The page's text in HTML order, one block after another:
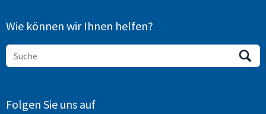
Wie können wir Ihnen helfen?
Folgen Sie uns auf